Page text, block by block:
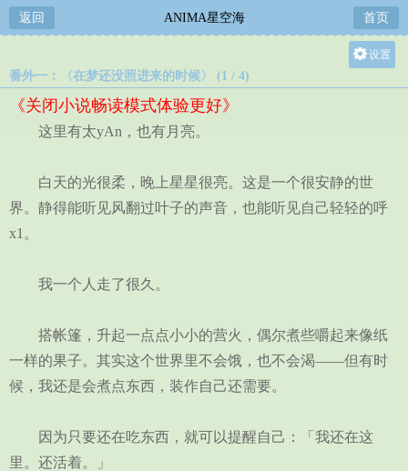
返回 ANIMA星空海 首页
设置
番外一：〈在梦还没照进来的时候〉 (1 / 4)
《关闭小说畅读模式体验更好》
这里有太yAn，也有月亮。
白天的光很柔，晚上星星很亮。这是一个很安静的世
界。静得能听见风翻过叶子的声音，也能听见自己轻轻的呼
x1。
我一个人走了很久。
搭帐篷，升起一点点小小的营火，偶尔煮些嚼起来像纸
一样的果子。其实这个世界里不会饿，也不会渴——但有时
候，我还是会煮点东西，装作自己还需要。
因为只要还在吃东西，就可以提醒自己：「我还在这
里。还活着。」